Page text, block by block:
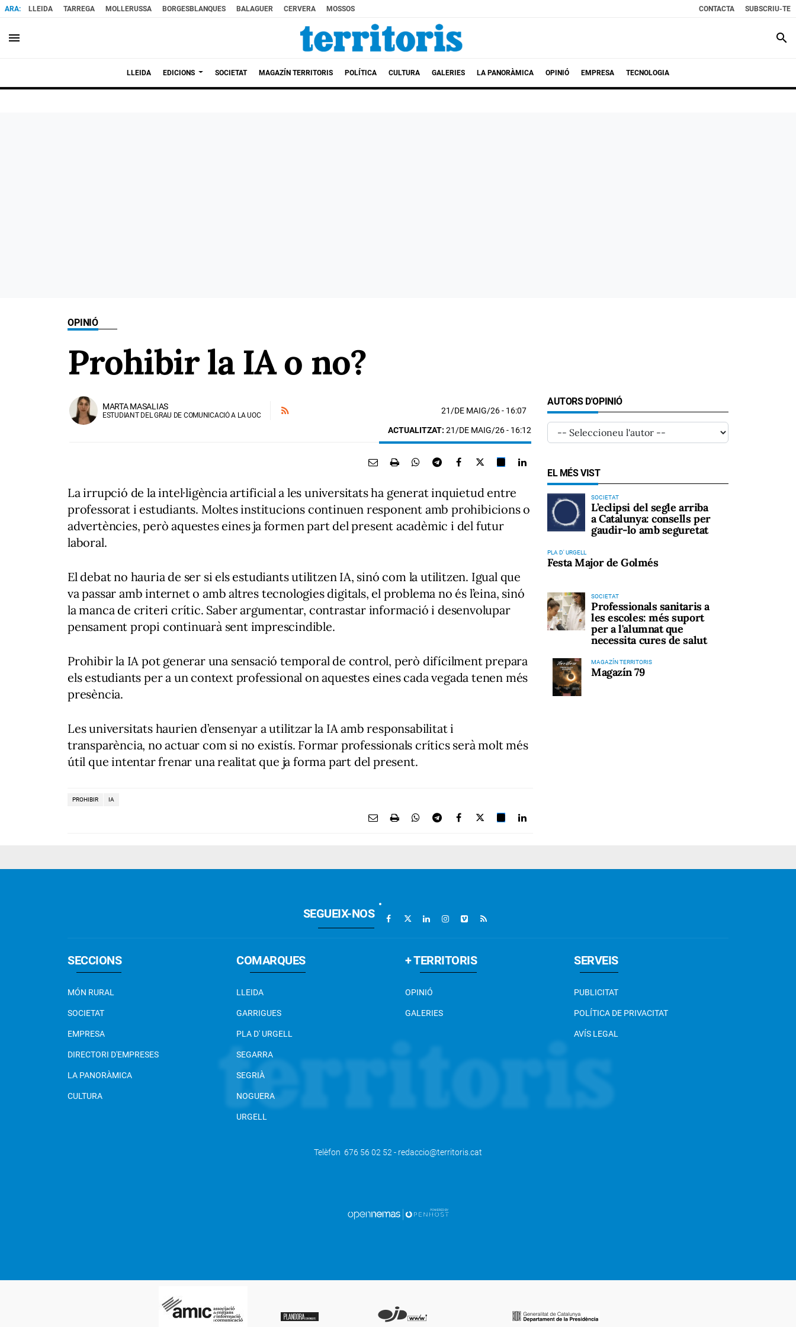
LLEIDA TARREGA MOLLERUSSA BORGESBLANQUES BALAGUER CERVERA MOSSOS CONTACTA SUBSCRIU-TE
menu search
LLEIDA EDICIONS SOCIETAT MAGAZÍN TERRITORIS POLÍTICA CULTURA GALERIES LA PANORÀMICA OPINIÓ EMPRESA TECNOLOGIA
OPINIÓ
Prohibir la IA o no?
MARTA MASALIAS
ESTUDIANT DEL GRAU DE COMUNICACIÓ A LA UOC
21/DE MAIG/26- 16:07
ACTUALITZAT: 21/DE MAIG/26 - 16:12
La irrupció de la intel·ligència artificial a les universitats ha generat inquietud entre
professorat i estudiants. Moltes institucions continuen responent amb prohibicions o
advertències, però aquestes eines ja formen part del present acadèmic i del futur
laboral.
El debat no hauria de ser si els estudiants utilitzen IA, sinó com la utilitzen. Igual que
va passar amb internet o amb altres tecnologies digitals, el problema no és l’eina, sinó
la manca de criteri crític. Saber argumentar, contrastar informació i desenvolupar
pensament propi continuarà sent imprescindible.
Prohibir la IA pot generar una sensació temporal de control, però difícilment prepara
els estudiants per a un context professional on aquestes eines cada vegada tenen més
presència.
Les universitats haurien d’ensenyar a utilitzar la IA amb responsabilitat i
transparència, no actuar com si no existís. Formar professionals crítics serà molt més
útil que intentar frenar una realitat que ja forma part del present.
PROHIBIR IA
AUTORS D'OPINIÓ
EL MÉS VIST
SOCIETAT
L’eclipsi del segle arriba
a Catalunya: consells per
gaudir-lo amb seguretat
PLA D' URGELL
Festa Major de Golmés
SOCIETAT
Professionals sanitaris a
les escoles: més suport
per a l'alumnat que
necessita cures de salut
MAGAZÍN TERRITORIS
Magazín 79
SEGUEIX-NOS
SECCIONS
MÓN RURAL
SOCIETAT
EMPRESA
DIRECTORI D'EMPRESES
LA PANORÀMICA
CULTURA
COMARQUES
LLEIDA
GARRIGUES
PLA D' URGELL
SEGARRA
SEGRIÀ
NOGUERA
URGELL
+ TERRITORIS
OPINIÓ
GALERIES
SERVEIS
PUBLICITAT
POLÍTICA DE PRIVACITAT
AVÍS LEGAL
Telèfon 676 56 02 52 - redaccio@territoris.cat